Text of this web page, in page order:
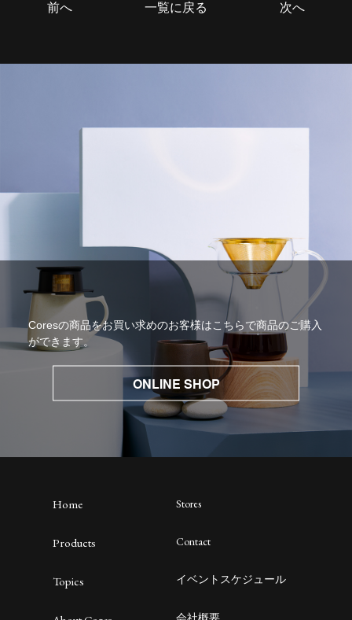
前へ 一覧に戻る 次へ
Coresの商品をお買い求めのお客様はこちらで商品のご購入
ができます。
ONLINE SHOP
Home
Products
Topics
Stores
Contact
イベントスケジュール